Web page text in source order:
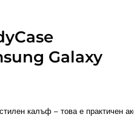
Galaxy
калъф – това е практичен